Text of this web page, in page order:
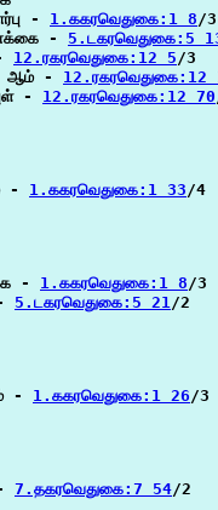
-
1.ககரவெதுகை:1 8/
- 5.டகரவெதுகை:5
12.ரகரவெதுகை:12 5/3
ஆம் - 12.ரகரவெதுகை:12
- 12.ரகரவெதுகை:12 70
- 1.ககரவெதுகை:1 33/4
- 1.ககரவெதுகை:1 8/3
5.டகரவெதுகை:5 21/2
- 1.ககரவெதுகை:1 26/3
7.தகரவெதுகை:7 54/2